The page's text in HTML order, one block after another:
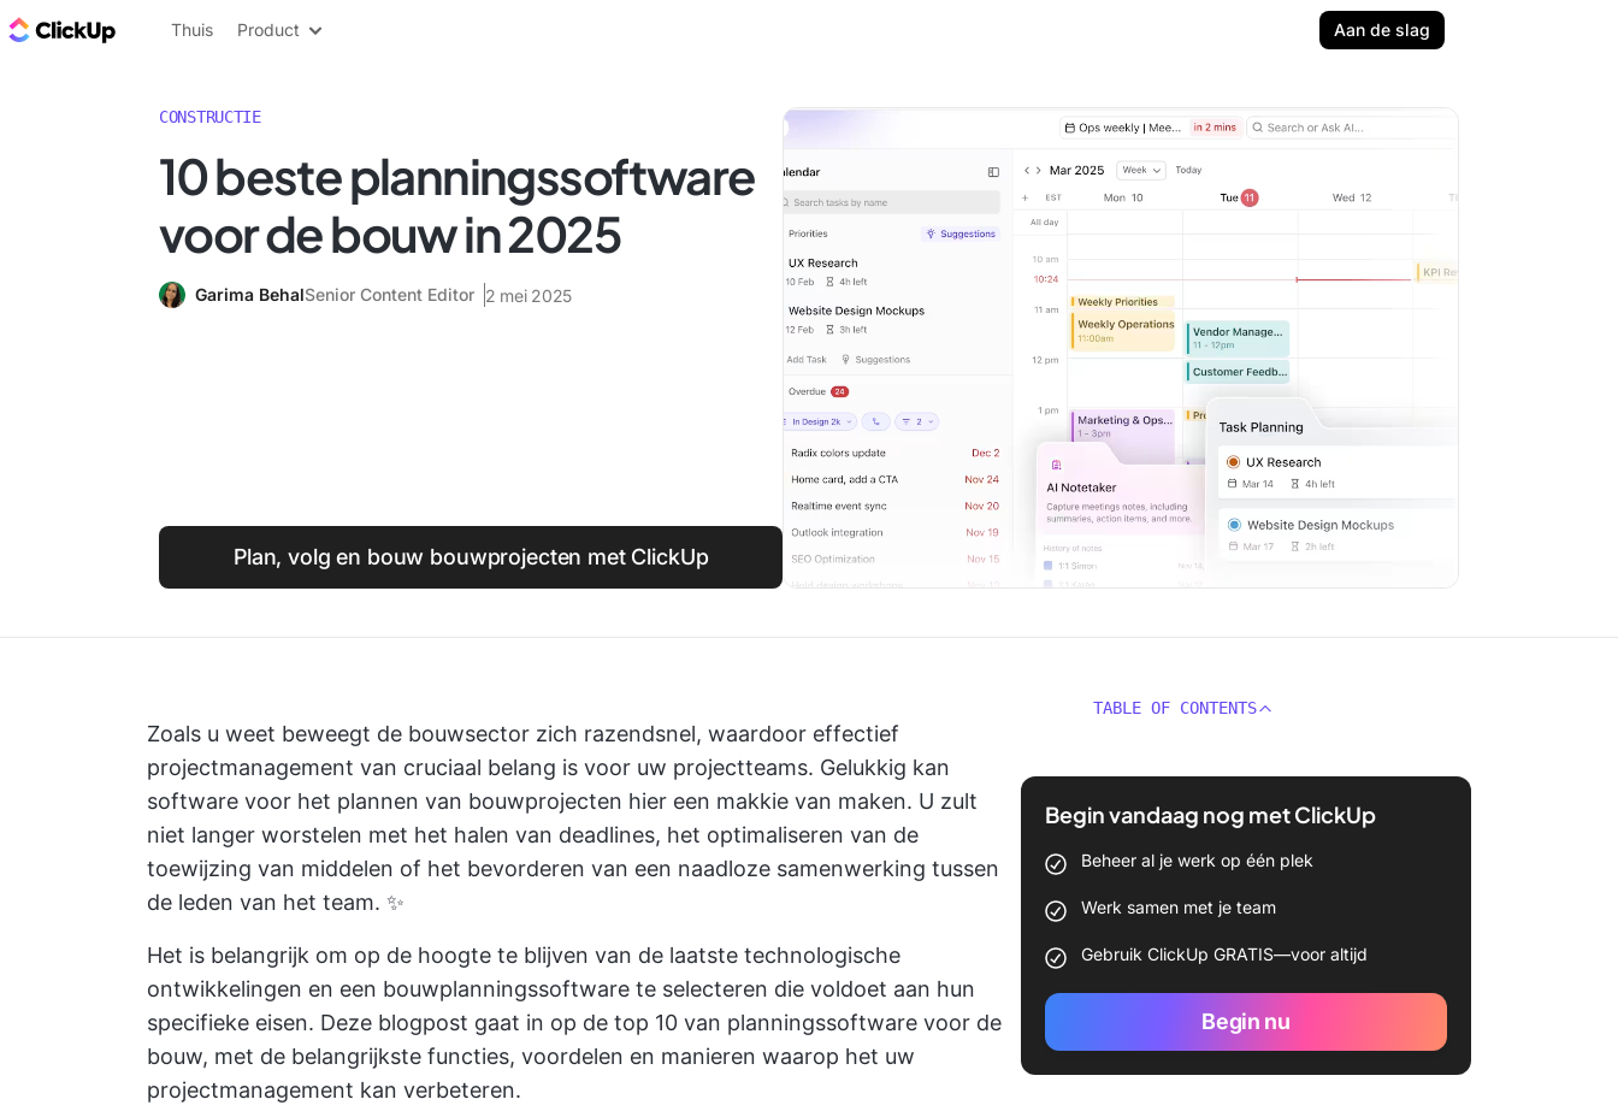
ClickUp Blog
Thuis Product Aan de slag
CONSTRUCTIE
10 beste planningssoftware
voor de bouw in 2025
Garima BehalSenior Content Editor 2 mei 2025
Plan, volg en bouw bouwprojecten met ClickUp
Zoals u weet beweegt de bouwsector zich razendsnel, waardoor effectief
projectmanagement van cruciaal belang is voor uw projectteams. Gelukkig kan
software voor het plannen van bouwprojecten hier een makkie van maken. U zult
niet langer worstelen met het halen van deadlines, het optimaliseren van de
toewijzing van middelen of het bevorderen van een naadloze samenwerking tussen
de leden van het team. ✨
Het is belangrijk om op de hoogte te blijven van de laatste technologische
ontwikkelingen en een bouwplanningssoftware te selecteren die voldoet aan hun
specifieke eisen. Deze blogpost gaat in op de top 10 van planningssoftware voor de
bouw, met de belangrijkste functies, voordelen en manieren waarop het uw
projectmanagement kan verbeteren.
TABLE OF CONTENTS
Begin vandaag nog met ClickUp
Beheer al je werk op één plek
Werk samen met je team
Gebruik ClickUp GRATIS—voor altijd
Begin nu